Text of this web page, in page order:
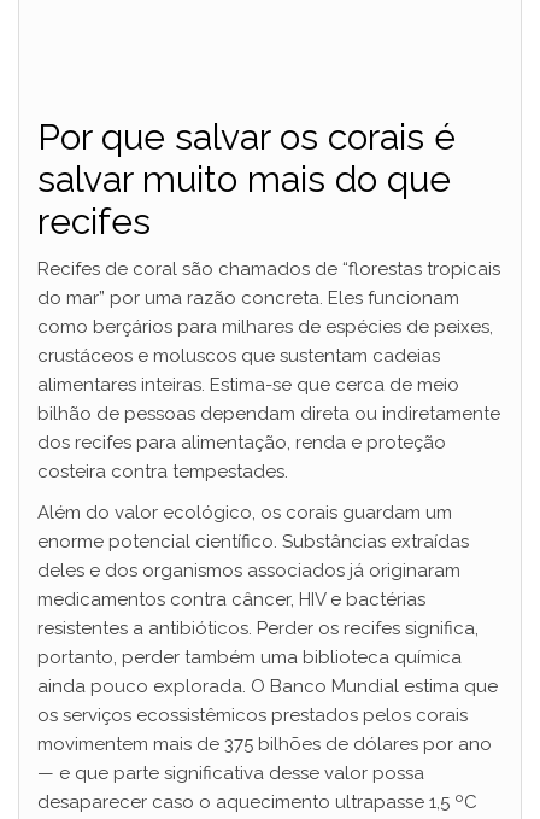
Por que salvar os corais é
salvar muito mais do que
recifes
Recifes de coral são chamados de “florestas tropicais
do mar” por uma razão concreta. Eles funcionam
como berçários para milhares de espécies de peixes,
crustáceos e moluscos que sustentam cadeias
alimentares inteiras. Estima-se que cerca de meio
bilhão de pessoas dependam direta ou indiretamente
dos recifes para alimentação, renda e proteção
costeira contra tempestades.
Além do valor ecológico, os corais guardam um
enorme potencial científico. Substâncias extraídas
deles e dos organismos associados já originaram
medicamentos contra câncer, HIV e bactérias
resistentes a antibióticos. Perder os recifes significa,
portanto, perder também uma biblioteca química
ainda pouco explorada. O Banco Mundial estima que
os serviços ecossistêmicos prestados pelos corais
movimentem mais de 375 bilhões de dólares por ano
— e que parte significativa desse valor possa
desaparecer caso o aquecimento ultrapasse 1,5 ºC